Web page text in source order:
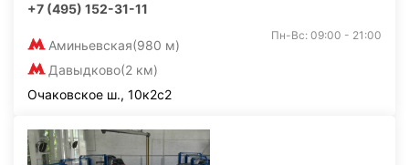
+7 (495) 152-31-11
Аминьевская(980 м)
Давыдково(2 км)
Пн-Вс: 09:00 - 21:00
Очаковское ш., 10к2с2